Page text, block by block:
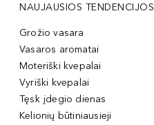
NAUJAUSIOS TENDENCIJOS
Grožio vasara
Vasaros aromatai
Moteriški kvepalai
Vyriški kvepalai
Tęsk įdegio dienas
Kelionių būtiniausieji